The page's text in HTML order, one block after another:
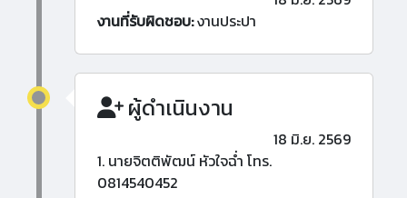
งานที่รับผิดชอบ:งานประปา
ผู้ดำเนินงาน
18 มิ.ย. 2569
1. นายจิตติพัฒน์ หัวใจฉ่ำ โทร.
0814540452